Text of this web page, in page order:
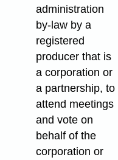
administration
by-law by a
registered
producer that is
a corporation or
a partnership, to
attend meetings
and vote on
behalf of the
corporation or